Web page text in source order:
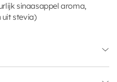
sinaasappel aroma,
uit stevia)